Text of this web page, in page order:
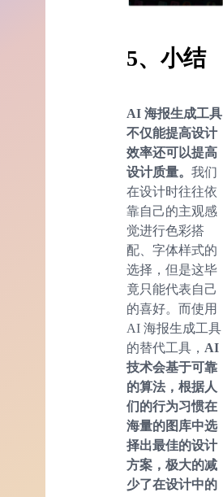
5、小结
AI 海报生成工具
不仅能提高设计
效率还可以提高
设计质量。 我们
在设计时往往依
靠自己的主观感
觉进行色彩搭
配、字体样式的
选择，但是这毕
竟只能代表自己
的喜好。而使用
AI 海报生成工具
的替代工具， AI
技术会基于可靠
的算法，根据人
们的行为习惯在
海量的图库中选
择出最佳的设计
方案，极大的减
少了在设计中的